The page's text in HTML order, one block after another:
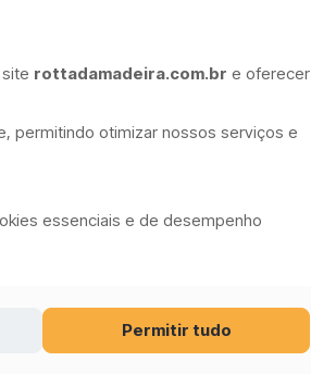
rottadamadeira.com.br e oferecer
permitindo otimizar nossos serviços e
essenciais e de desempenho
Permitir tudo